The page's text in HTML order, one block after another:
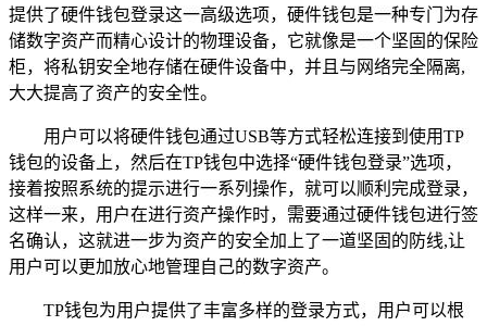
提供了硬件钱包登录这一高级选项，硬件钱包是一种专门为存
储数字资产而精心设计的物理设备，它就像是一个坚固的保险
柜，将私钥安全地存储在硬件设备中，并且与网络完全隔离,
大大提高了资产的安全性。
用户可以将硬件钱包通过USB等方式轻松连接到使用TP
钱包的设备上，然后在TP钱包中选择“硬件钱包登录”选项，
接着按照系统的提示进行一系列操作，就可以顺利完成登录，
这样一来，用户在进行资产操作时，需要通过硬件钱包进行签
名确认，这就进一步为资产的安全加上了一道坚固的防线,让
用户可以更加放心地管理自己的数字资产。
TP钱包为用户提供了丰富多样的登录方式，用户可以根